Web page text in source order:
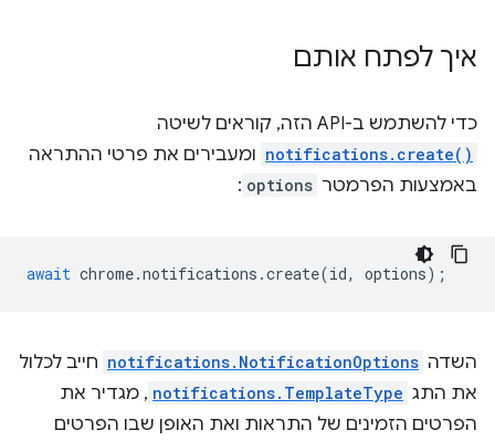
איך לפתח אותם
כדי להשתמש ב-API הזה, קוראים לשיטה
notifications.create() ומעבירים את פרטי ההתראה
באמצעות הפרמטר options
:
await chrome.notifications .create(id, options);
השדה notifications.NotificationOptions חייב לכלול
את התג notifications.TemplateType , מגדיר את
הפרטים הזמינים של התראות ואת האופן שבו הפרטים